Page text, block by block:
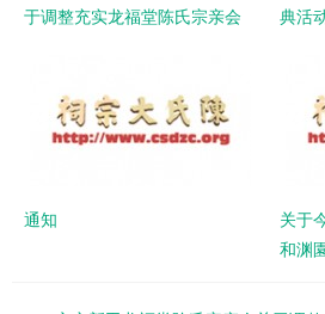
于调整充实龙福堂陈氏宗亲会
典活
通知
关于
和渊
安默